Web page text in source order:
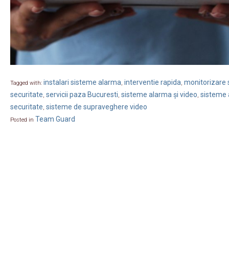
Tagged with: instalari sisteme alarma, interventie rapida, monitorizare
securitate, servicii paza Bucuresti, sisteme alarma și video, sisteme
securitate, sisteme de supraveghere video
Posted in Team Guard